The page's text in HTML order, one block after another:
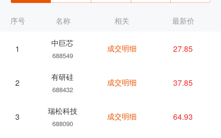
序号 名称
1
中巨芯
688549
2
有研硅
688432
3
瑞松科技
688090
相关 最新价
成交明细 27.85
成交明细 37.85
成交明细 64.93